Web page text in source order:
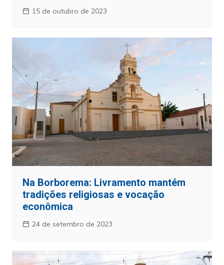
15 de outubro de 2023
Na Borborema: Livramento mantém
tradições religiosas e vocação
econômica
24 de setembro de 2023